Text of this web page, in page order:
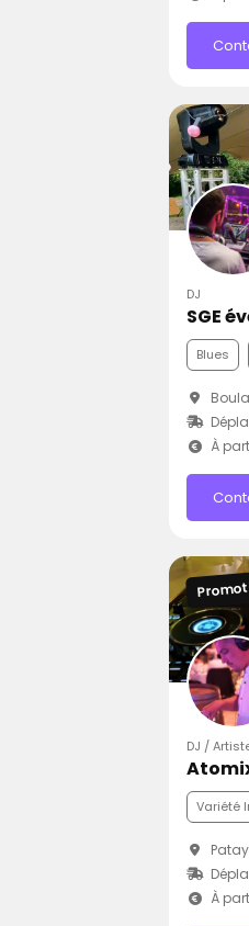
DJ
SGE
Blues
À
DJ /
Variété
À